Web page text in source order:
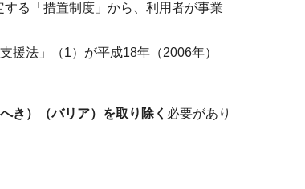
る「措置制度」から、利用者が事業
援法」（1）が平成18年（2006年）
き）（バリア）を取り除く 必要があり